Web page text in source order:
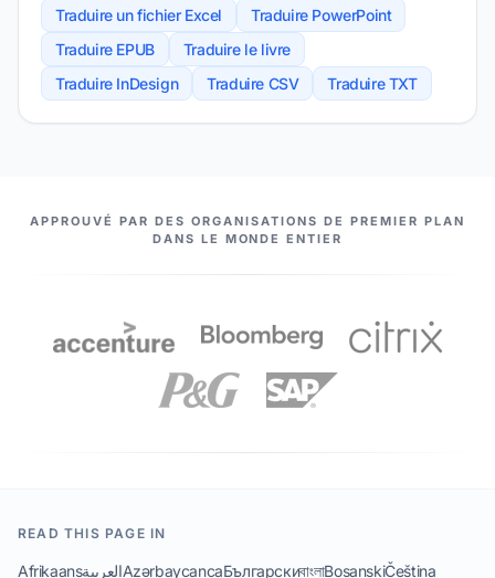
Traduire un fichier Excel
Traduire PowerPoint
Traduire EPUB
Traduire le livre
Traduire InDesign
Traduire CSV Traduire TXT
NOS PARTENAIRES
APPROUVÉ PAR DES ORGANISATIONS DE PREMIER PLAN
DANS LE MONDE ENTIER
READ THIS PAGE IN
AfrikaansالعربيةAzərbaycancaБългарскиবাংলাBosanskiČeština